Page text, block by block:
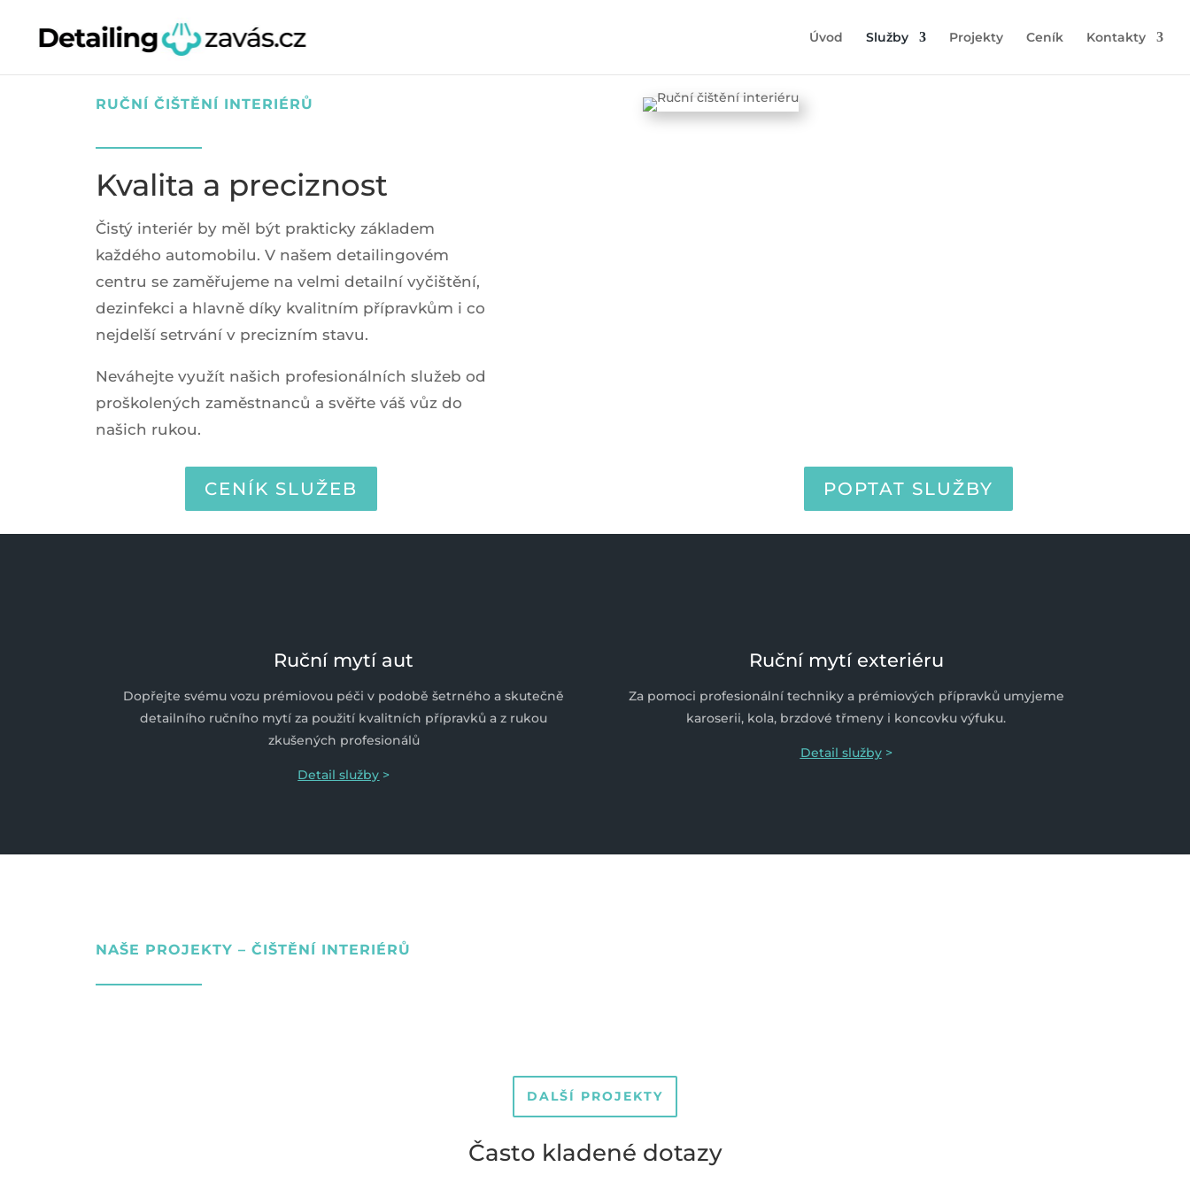
Úvod Služby Projekty Ceník Kontakty
RUČNÍ ČIŠTĚNÍ INTERIÉRŮ
Kvalita a preciznost
Čistý interiér by měl být prakticky základem
každého automobilu. V našem detailingovém
centru se zaměřujeme na velmi detailní vyčištění,
dezinfekci a hlavně díky kvalitním přípravkům i co
nejdelší setrvání v precizním stavu.
Neváhejte využít našich profesionálních služeb od
proškolených zaměstnanců a svěřte váš vůz do
našich rukou.
CENÍK SLUŽEB POPTAT SLUŽBY
Ruční mytí aut
Dopřejte svému vozu prémiovou péči v podobě šetrného a skutečně
detailního ručního mytí za použití kvalitních přípravků a z rukou
zkušených profesionálů
Detail služby >
Ruční mytí exteriéru
Za pomoci profesionální techniky a prémiových přípravků umyjeme
karoserii, kola, brzdové třmeny i koncovku výfuku.
Detail služby>
NAŠE PROJEKTY – ČIŠTĚNÍ INTERIÉRŮ
DALŠÍ PROJEKTY
Často kladené dotazy